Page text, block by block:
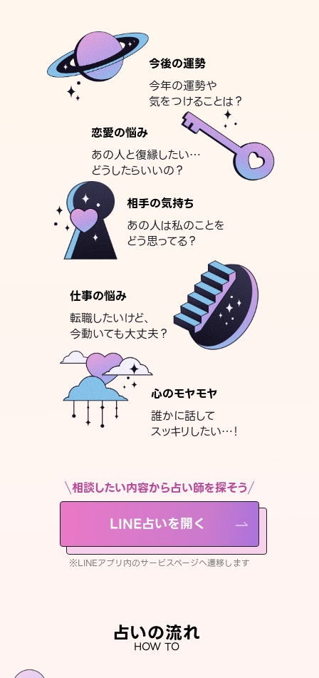
今後の運勢
今年の運勢や
気をつけることは？
恋愛の悩み
あの人と復縁したい…
どうしたらいいの？
相手の気持ち
あの人は私のことを
どう思ってる？
仕事の悩み
転職したいけど、
今動いても大丈夫？
心のモヤモヤ
誰かに話して
スッキリしたい…！
相談したい内容から占い師を探そう
LINE占いを開く
※LINEアプリ内のサービスページへ遷移します
占いの流れ
HOW TO